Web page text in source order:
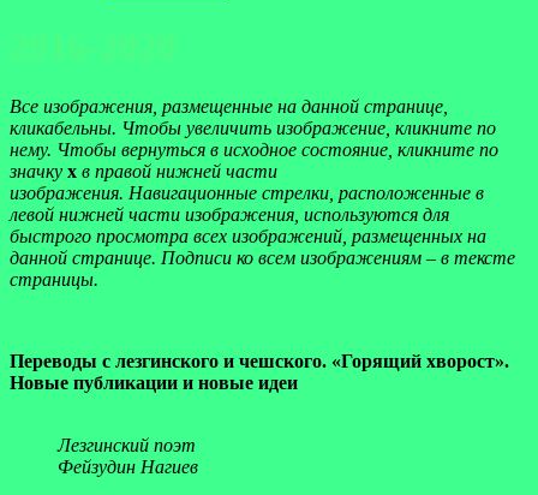
Все изображения, размещенные на данной странице,
кликабельны. Чтобы увеличить изображение, кликните по
нему. Чтобы вернуться в исходное состояние, кликните по
значку x в правой нижней части
изображения. Навигационные стрелки, расположенные в
левой нижней части изображения, используются для
быстрого просмотра всех изображений, размещенных на
данной странице. Подписи ко всем изображениям – в тексте
страницы.
Переводы с лезгинского и чешского. «Горящий хворост».
Новые публикации и новые идеи
Лезгинский поэт
Фейзудин Нагиев